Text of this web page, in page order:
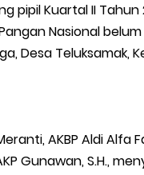
pipil Kuartal II
Nasional
Desa
AKBP Aldi Alfa
Gunawan, S.H.,